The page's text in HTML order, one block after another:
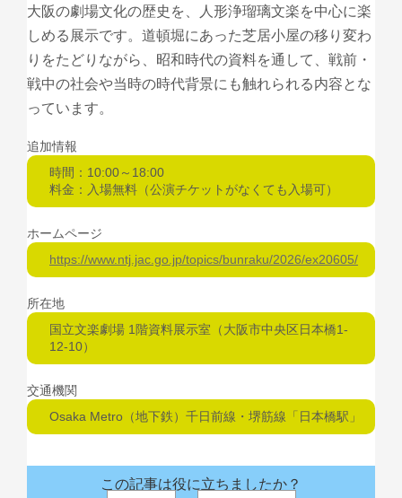
大阪の劇場文化の歴史を、人形浄瑠璃文楽を中心に楽
しめる展示です。道頓堀にあった芝居小屋の移り変わ
りをたどりながら、昭和時代の資料を通して、戦前・
戦中の社会や当時の時代背景にも触れられる内容とな
っています。
追加情報
時間：10:00～18:00
料金：入場無料（公演チケットがなくても入場可）
ホームページ
https://www.ntj.jac.go.jp/topics/bunraku/2026/ex20605/
所在地
国立文楽劇場 1階資料展示室（大阪市中央区日本橋1-
12-10）
交通機関
Osaka Metro（地下鉄）千日前線・堺筋線「日本橋駅」
この記事は役に立ちましたか？